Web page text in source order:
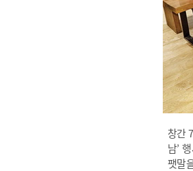
창간
남’
팻말